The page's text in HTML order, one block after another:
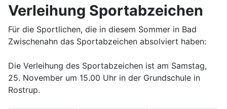
Verleihung Sportabzeichen
Für die Sportlichen, die in diesem Sommer in Bad
Zwischenahn das Sportabzeichen absolviert haben:
Die Verleihung des Sportabzeichen ist am Samstag,
25. November um 15.00 Uhr in der Grundschule in
Rostrup.